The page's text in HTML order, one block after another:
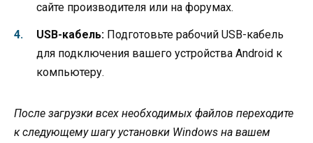
сайте производителя или на форумах.
USB-кабель: Подготовьте рабочий USB-кабель
для подключения вашего устройства Android к
компьютеру.
После загрузки всех необходимых файлов переходите
к следующему шагу установки Windows на вашем